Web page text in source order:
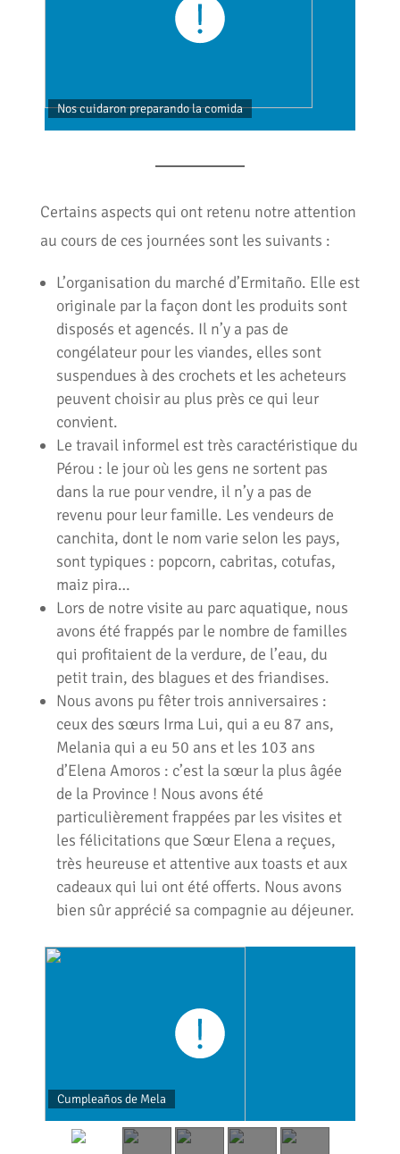
Nos cuidaron preparando la comida
Certains aspects qui ont retenu notre attention
au cours de ces journées sont les suivants :
L’organisation du marché d’Ermitaño. Elle est
originale par la façon dont les produits sont
disposés et agencés. Il n’y a pas de
congélateur pour les viandes, elles sont
suspendues à des crochets et les acheteurs
peuvent choisir au plus près ce qui leur
convient.
Le travail informel est très caractéristique du
Pérou : le jour où les gens ne sortent pas
dans la rue pour vendre, il n’y a pas de
revenu pour leur famille. Les vendeurs de
canchita, dont le nom varie selon les pays,
sont typiques : popcorn, cabritas, cotufas,
maiz pira…
Lors de notre visite au parc aquatique, nous
avons été frappés par le nombre de familles
qui profitaient de la verdure, de l’eau, du
petit train, des blagues et des friandises.
Nous avons pu fêter trois anniversaires :
ceux des sœurs Irma Lui, qui a eu 87 ans,
Melania qui a eu 50 ans et les 103 ans
d’Elena Amoros : c’est la sœur la plus âgée
de la Province ! Nous avons été
particulièrement frappées par les visites et
les félicitations que Sœur Elena a reçues,
très heureuse et attentive aux toasts et aux
cadeaux qui lui ont été offerts. Nous avons
bien sûr apprécié sa compagnie au déjeuner.
Cumpleaños de Mela